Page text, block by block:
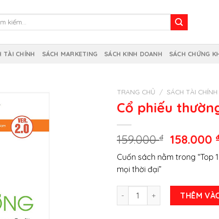
TÀI CHÍNH SÁCH MARKETING SÁCH KINH DOANH SÁCH CHỨNG
TRANG CHỦ / SÁCH TÀI CHÍNH
Cổ phiếu
159.000₫
Giá
là:
158.000
Cuốn sách nằm trong “Top
mọi thời đại”
Cổ phiếu thường lợi nhuận
THÊM